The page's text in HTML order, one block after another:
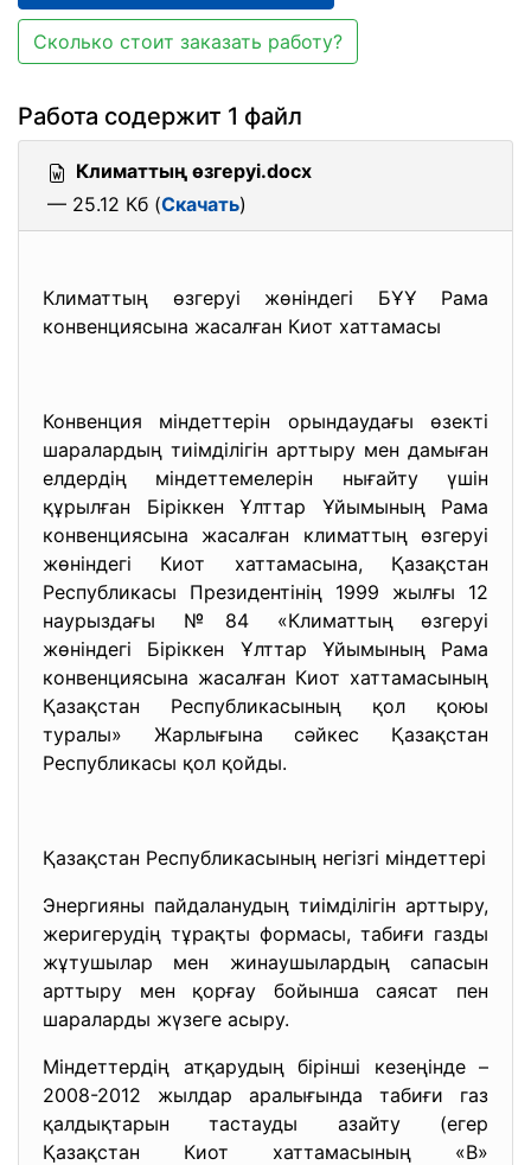
Сколько стоит заказать работу?
Работа содержит 1 файл
Климаттың өзгеруі.docx
— 25.12 Кб (Скачать)
Климаттың өзгеруі жөніндегі БҰҰ Рама
конвенциясына жасалған Киот хаттамасы
Конвенция міндеттерін орындаудағы өзекті
шаралардың тиімділігін арттыру мен дамыған
елдердің міндеттемелерін нығайту үшін
құрылған Біріккен Ұлттар Ұйымының Рама
конвенциясына жасалған климаттың өзгеруі
жөніндегі Киот хаттамасына, Қазақстан
Республикасы Президентінің 1999 жылғы 12
наурыздағы №84 «Климаттың өзгеруі
жөніндегі Біріккен Ұлттар Ұйымының Рама
конвенциясына жасалған Киот хаттамасының
Қазақстан Республикасының қол қоюы
туралы» Жарлығына сәйкес Қазақстан
Республикасы қол қойды.
Қазақстан Республикасының негізгі міндеттері
Энергияны пайдаланудың тиімділігін арттыру,
жеригерудің тұрақты формасы, табиғи газды
жұтушылар мен жинаушылардың сапасын
арттыру мен қорғау бойынша саясат пен
шараларды жүзеге асыру.
Міндеттердің атқарудың бірінші кезеңінде –
2008-2012 жылдар аралығында табиғи газ
қалдықтарын тастауды азайту (егер
Қазақстан Киот хаттамасының «В»